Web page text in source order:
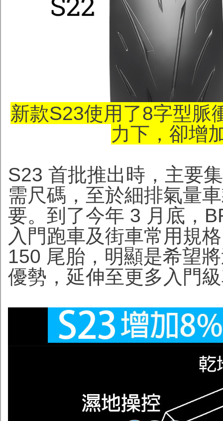
新款S23使用了8字型脈
力下，卻增
S23 首批推出時，主要
需尺碼，至於細排氣量
要。到了今年 3 月底，
入門跑車及街車常用規
150 尾胎，明顯是希望
優勢，延伸至更多入門